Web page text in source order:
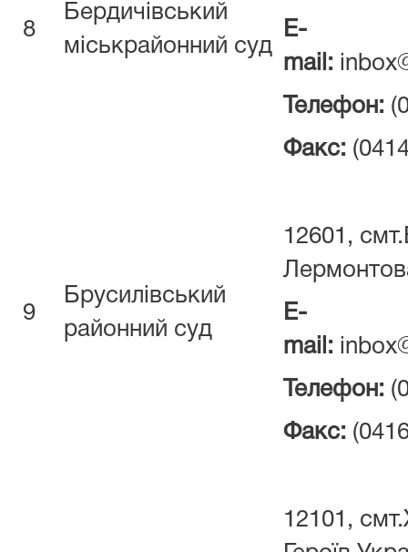
8
Бердичівський
міськрайонний суд
E-
mail:
Телефон:
Факс:
9
Брусилівський
районний суд
12601,
E-
mail:
Телефон:
Факс:
12101,